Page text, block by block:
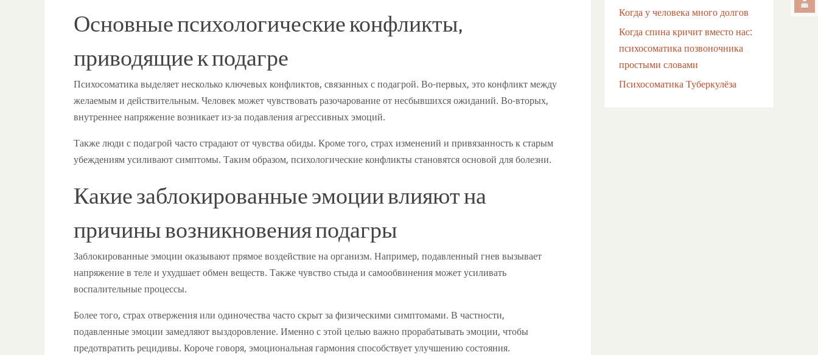
Основные психологические конфликты,
приводящие к подагре
Психосоматика выделяет несколько ключевых конфликтов, связанных с подагрой. Во-первых, это конфликт между
желаемым и действительным. Человек может чувствовать разочарование от несбывшихся ожиданий. Во-вторых,
внутреннее напряжение возникает из-за подавления агрессивных эмоций.
Также люди с подагрой часто страдают от чувства обиды. Кроме того, страх изменений и привязанность к старым
убеждениям усиливают симптомы. Таким образом, психологические конфликты становятся основой для болезни.
Какие заблокированные эмоции влияют на
причины возникновения подагры
Заблокированные эмоции оказывают прямое воздействие на организм. Например, подавленный гнев вызывает
напряжение в теле и ухудшает обмен веществ. Также чувство стыда и самообвинения может усиливать
воспалительные процессы.
Более того, страх отвержения или одиночества часто скрыт за физическими симптомами. В частности,
подавленные эмоции замедляют выздоровление. Именно с этой целью важно прорабатывать эмоции, чтобы
предотвратить рецидивы. Короче говоря, эмоциональная гармония способствует улучшению состояния.
Когда у человека много долгов
Когда спина кричит вместо нас:
психосоматика позвоночника
простыми словами
Психосоматика Туберкулёза